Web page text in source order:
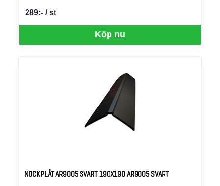
Köp nu
289:- / st
SEK per ST
NOCKPLÅT AR9005 SVART 190X190 AR9005 SVART